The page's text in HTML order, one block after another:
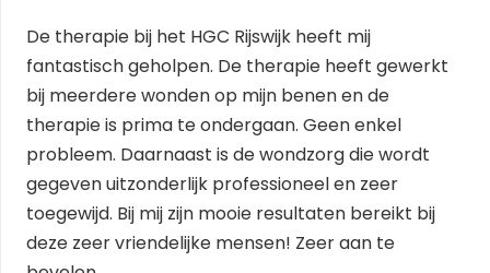
De therapie bij het HGC Rijswijk heeft mij
fantastisch geholpen. De therapie heeft gewerkt
bij meerdere wonden op mijn benen en de
therapie is prima te ondergaan. Geen enkel
probleem. Daarnaast is de wondzorg die wordt
gegeven uitzonderlijk professioneel en zeer
toegewijd. Bij mij zijn mooie resultaten bereikt bij
deze zeer vriendelijke mensen! Zeer aan te